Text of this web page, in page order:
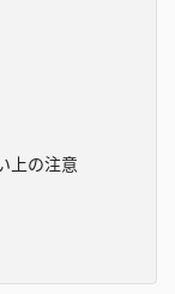
上の注意